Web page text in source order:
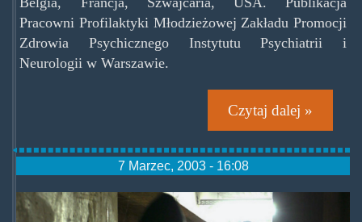
Pracowni Profilaktyki Młodzieżowej Zakładu Promocji
Zdrowia Psychicznego Instytutu Psychiatrii i
Neurologii w Warszawie.
Czytaj dalej »
7 Marzec, 2003 - 16:08
dragdile.jpg